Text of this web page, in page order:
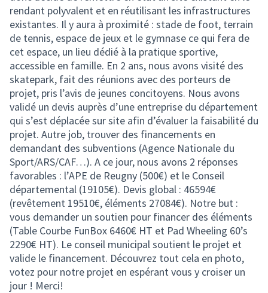
rendant polyvalent et en réutilisant les infrastructures
existantes. Il y aura à proximité : stade de foot, terrain
de tennis, espace de jeux et le gymnase ce qui fera de
cet espace, un lieu dédié à la pratique sportive,
accessible en famille. En 2 ans, nous avons visité des
skatepark, fait des réunions avec des porteurs de
projet, pris l’avis de jeunes concitoyens. Nous avons
validé un devis auprès d’une entreprise du département
qui s’est déplacée sur site afin d’évaluer la faisabilité du
projet. Autre job, trouver des financements en
demandant des subventions (Agence Nationale du
Sport/ARS/CAF…). A ce jour, nous avons 2 réponses
favorables : l’APE de Reugny (500€) et le Conseil
départemental (19105€). Devis global : 46594€
(revêtement 19510€, éléments 27084€). Notre but :
vous demander un soutien pour financer des éléments
(Table Courbe FunBox 6460€ HT et Pad Wheeling 60’s
2290€ HT). Le conseil municipal soutient le projet et
valide le financement. Découvrez tout cela en photo,
votez pour notre projet en espérant vous y croiser un
jour ! Merci!